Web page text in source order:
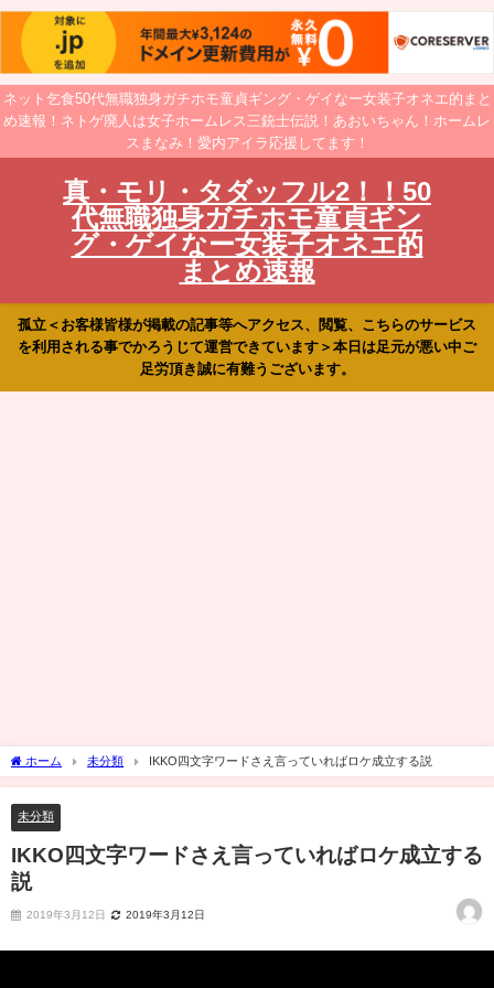
ネット乞食50代無職独身ガチホモ童貞ギング・ゲイなー女装子オネエ的まと
め速報！ネトゲ廃人は女子ホームレス三銃士伝説！あおいちゃん！ホームレ
スまなみ！愛内アイラ応援してます！
真・モリ・タダッフル2！！50
代無職独身ガチホモ童貞ギン
グ・ゲイなー女装子オネエ的
まとめ速報
孤立＜お客様皆様が掲載の記事等へアクセス、閲覧、こちらのサービス
を利用される事でかろうじて運営できています＞本日は足元が悪い中ご
足労頂き誠に有難うございます。
ホーム 未分類 IKKO四文字ワードさえ言っていればロケ成立する説
未分類
IKKO四文字ワードさえ言っていればロケ成立する
説
2019年3月12日 2019年3月12日